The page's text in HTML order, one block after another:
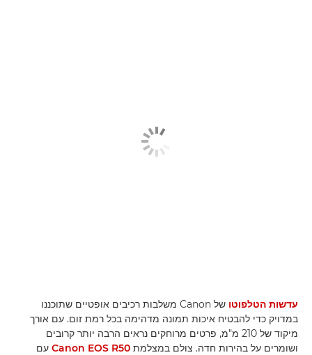
עדשות הטלפוטו
של Canon משלבות רכיבים אופטיים שתוכננו
במדויק כדי להבטיח איכות תמונה מדהימה בכל רמת זום. עם אורך
מיקוד של 210 מ"מ, פרטים מרוחקים נראים הרבה יותר קרובים
ושומרים על בהירות חדה. צולם במצלמת Canon EOS R50 עם